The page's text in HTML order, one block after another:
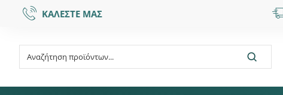
ΚΑΛΕΣΤΕ ΜΑΣ